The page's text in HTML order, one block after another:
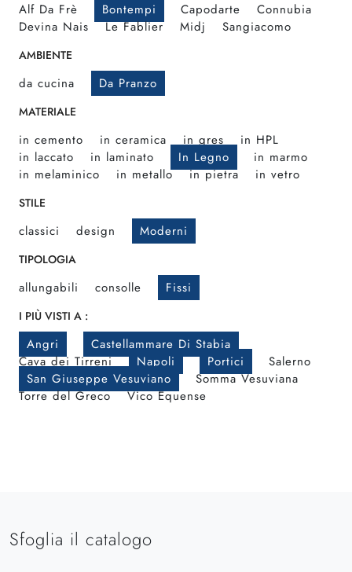
Alf Da Frè Bontempi Capodarte
Connubia
Devina Nais
Le Fablier Midj Sangiacomo
AMBIENTE
da cucina Da Pranzo
MATERIALE
in cemento in ceramica in gres
in HPL
in laccato
in laminato In Legno
in marmo
in melaminico
in metallo in pietra in vetro
STILE
classici design Moderni
TIPOLOGIA
allungabili consolle Fissi
I PIÙ VISTI A :
Angri
Castellammare Di Stabia
Cava dei Tirreni
Napoli Portici
Salerno
San Giuseppe Vesuviano
Somma Vesuviana
Torre del Greco
Vico Equense
Sfoglia il catalogo